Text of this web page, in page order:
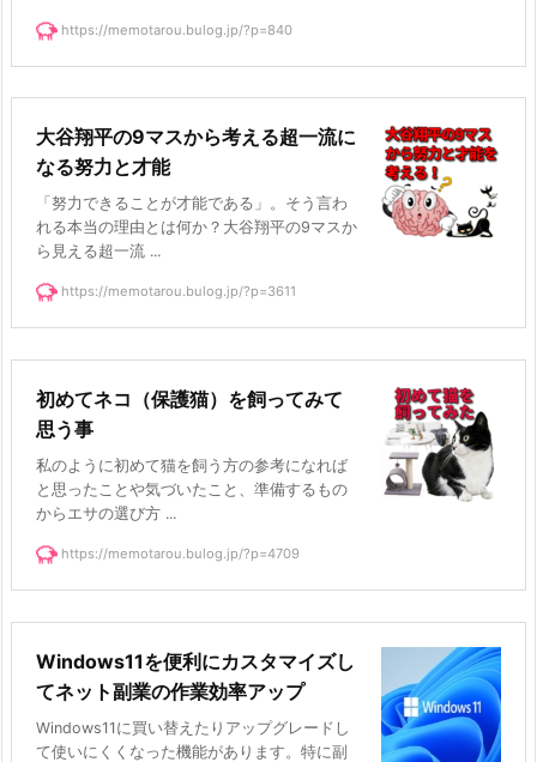
https://memotarou.bulog.jp/?p=840
大谷翔平の9マスから考える超一流に
なる努力と才能
「努力できることが才能である」。そう言わ
れる本当の理由とは何か？大谷翔平の9マスか
ら見える超一流 ...
https://memotarou.bulog.jp/?p=3611
初めてネコ（保護猫）を飼ってみて
思う事
私のように初めて猫を飼う方の参考になれば
と思ったことや気づいたこと、準備するもの
からエサの選び方 ...
https://memotarou.bulog.jp/?p=4709
Windows11を便利にカスタマイズし
てネット副業の作業効率アップ
Windows11に買い替えたりアップグレードし
て使いにくくなった機能があります。特に副